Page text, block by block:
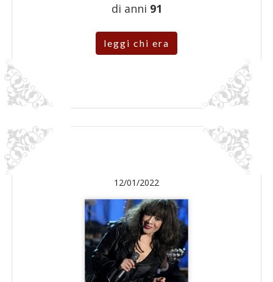
di anni 91
leggi chi era
12/01/2022